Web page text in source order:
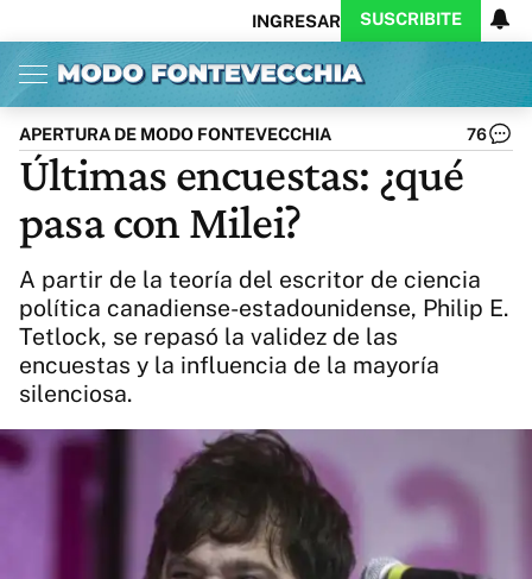
INGRESAR SUSCRIBITE
Inicio Ahora
Opinión
Política
Ciencia
Protagonistas
Cultura
Arte
Educación
Clima
Deportes
CARAS
Exitoina
Videos
Córdoba
Reperfilar
Business
Noticias
Caras
Exitoina
Gaming
Vivo
Diario del Juicio
Actualidad
APERTURA DE MODO FONTEVECCHIA 76
Últimas encuestas: ¿qué
pasa con Milei?
A partir de la teoría del escritor de ciencia
política canadiense-estadounidense, Philip E.
Tetlock, se repasó la validez de las
encuestas y la influencia de la mayoría
silenciosa.